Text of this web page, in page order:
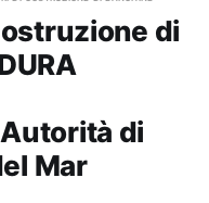
di
Autorità di
Mar